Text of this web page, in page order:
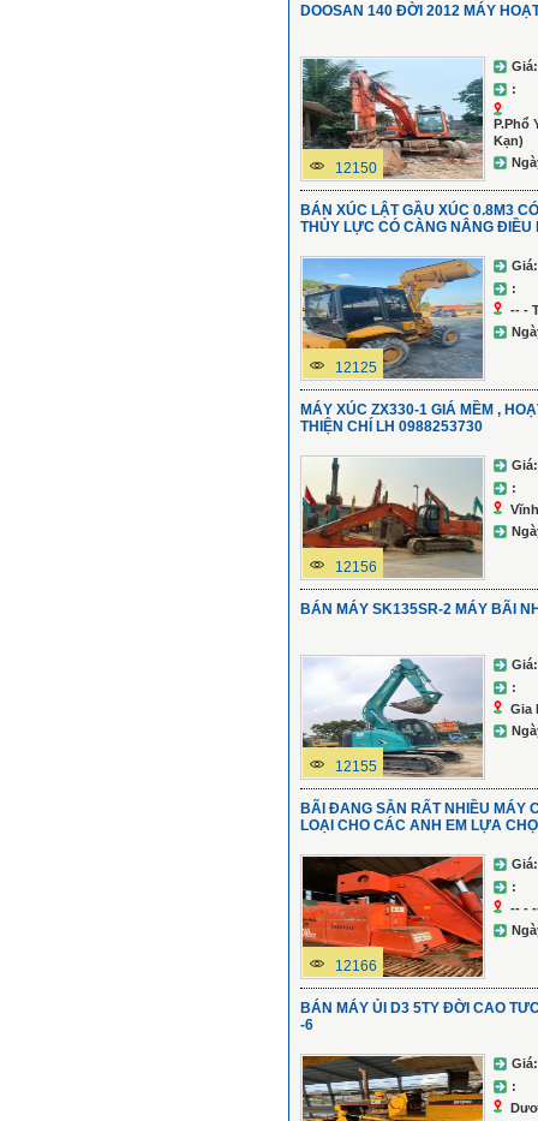
DOOSAN 140 ĐỜI 2012 MÁY
12150
Giá:
:
P.Phổ
Kạn)
BÁN XÚC LẬT GẦU XÚC 0.8M3
THỦY LỰC CÓ CÀNG NÂNG
12125
Giá:
:
-- -
MÁY XÚC ZX330-1 GIÁ MỀM ,
THIỆN CHÍ LH 0988253730
12156
Giá:
:
BÁN MÁY SK135SR-2 MÁY BÃI
12155
Giá:
:
Gia
BÃI ĐANG SẴN RẤT NHIỀU MÁY
LOẠI CHO CÁC ANH EM LỰA
12166
Giá:
:
-- -
BÁN MÁY ỦI D3 5TY ĐỜI CAO
-6
Giá:
: